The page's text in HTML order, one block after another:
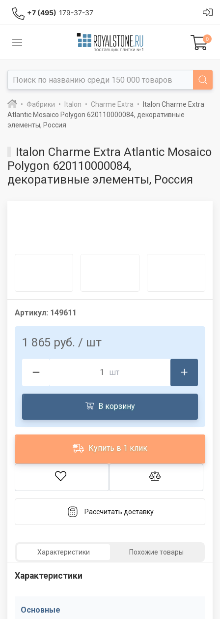
+7 (495) 179-37-37
0
Фабрики Italon Charme Extra
Italon Charme Extra
Atlantic Mosaico Polygon 620110000084, декоративные
элементы, Россия
Italon Charme Extra Atlantic Mosaico
Polygon 620110000084,
декоративные элементы, Россия
Артикул: 149611
1 865 руб. / шт
шт
В корзину
Купить в 1 клик
Рассчитать доставку
Характеристики Похожие товары
Характеристики
Основные